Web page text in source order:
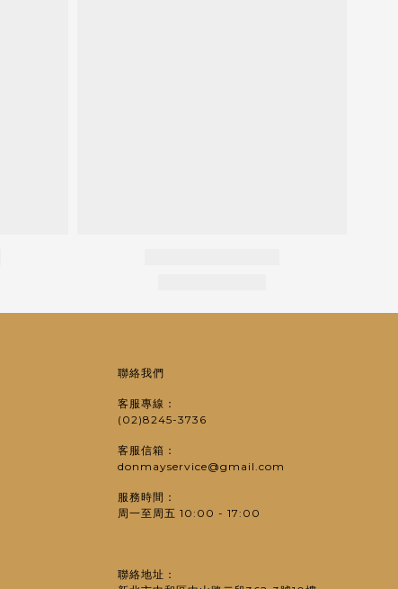
聯絡我們
客服專線：
(02)8245-3736
客服信箱：
donmayservice@gmail.com
服務時間：
周一至周五 10:00 - 17:00
聯絡地址：